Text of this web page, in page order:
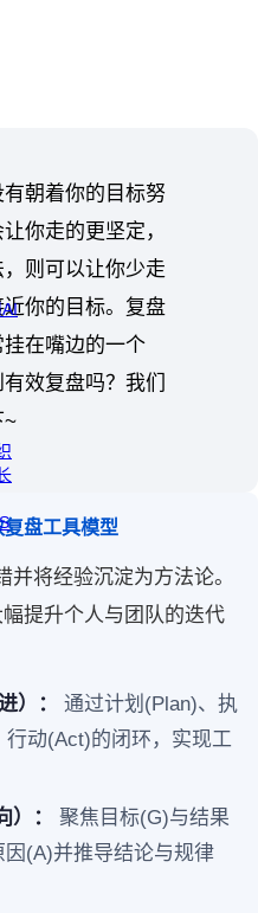
朝着你的目标努
你走的更坚定，
则可以让你少走
你的目标。复盘
在嘴边的一个
效复盘吗？我们
~
盘工具模型
将经验沉淀为方法论。
提升个人与团队的迭代
）：
通过计划(Plan)、执
动(Act)的闭环，实现工
：
聚焦目标(G)与结果
(A)并推导结论与规律